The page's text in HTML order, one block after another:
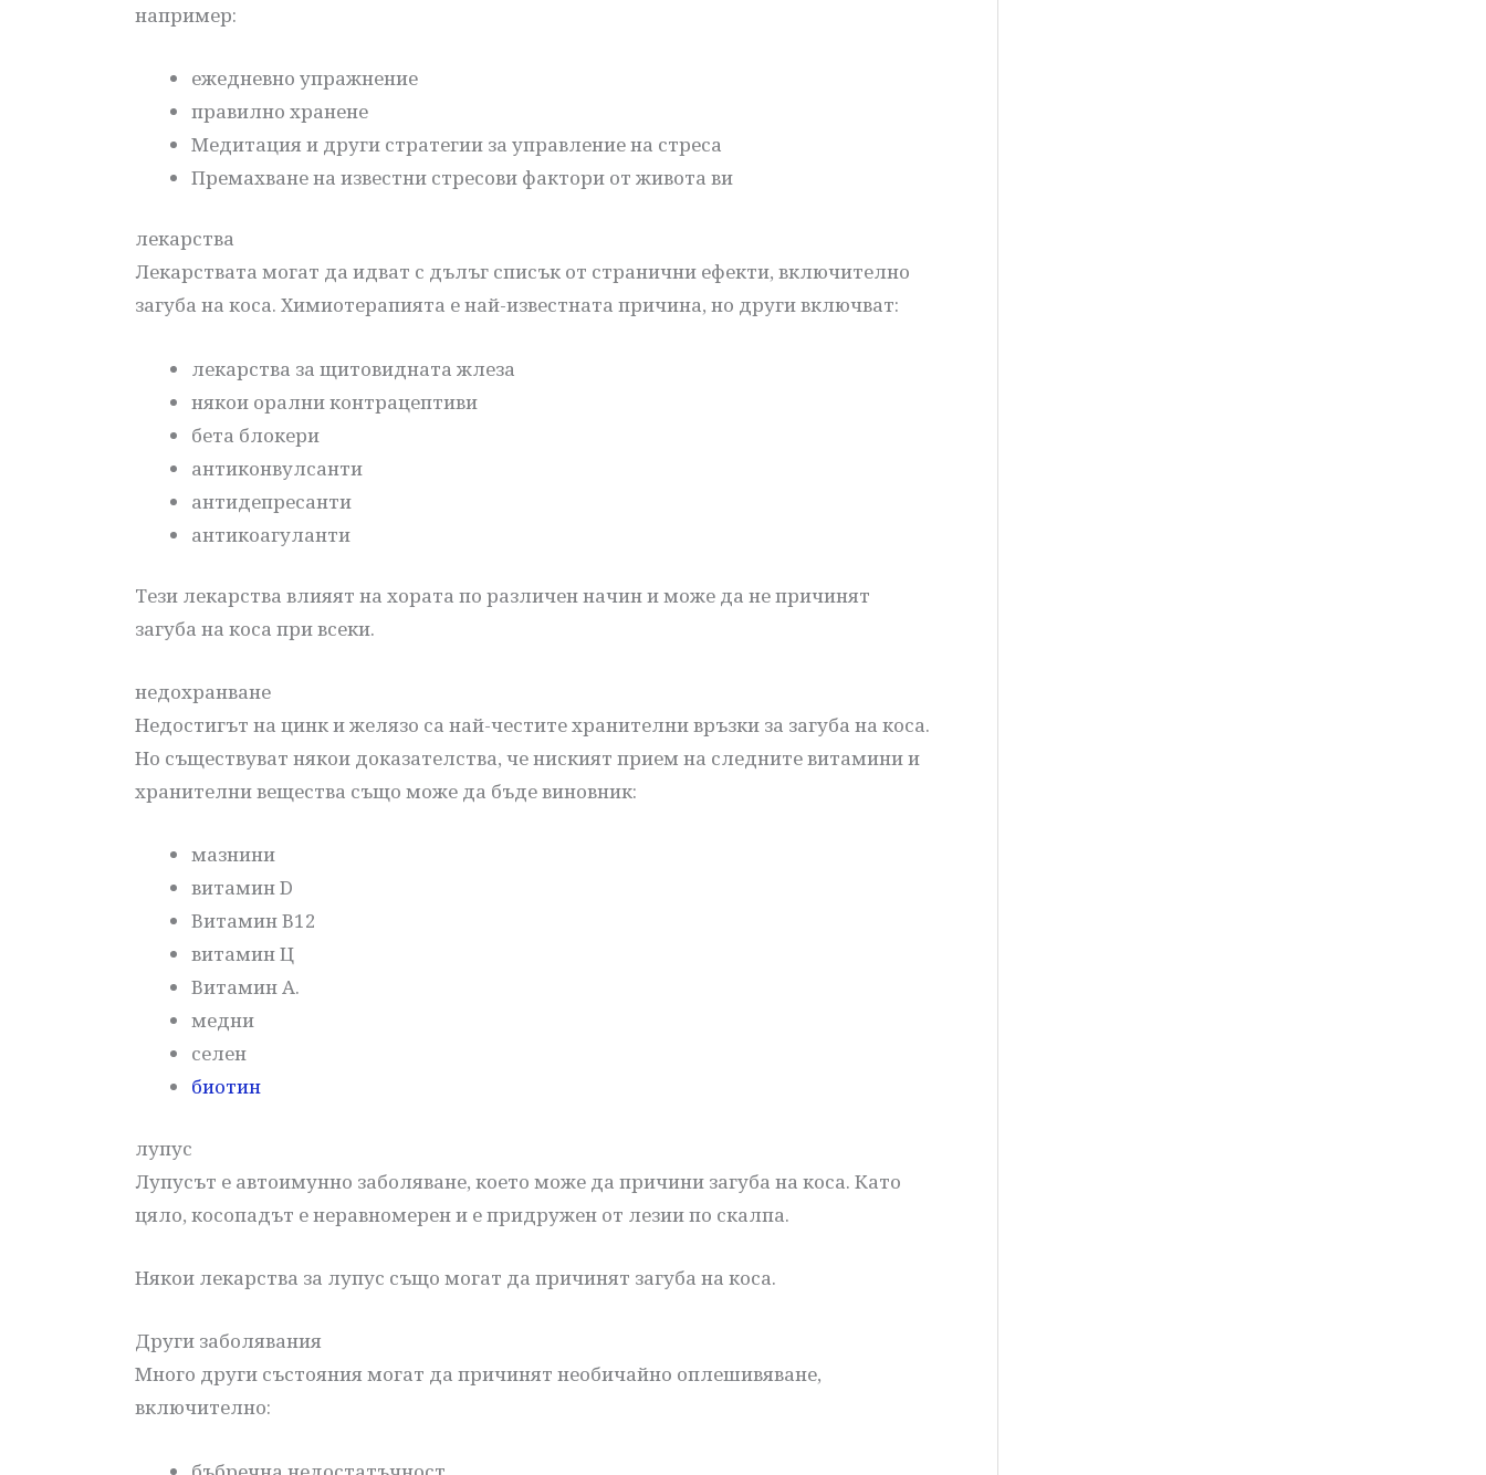
например:
ежедневно упражнение
правилно хранене
Медитация и други стратегии за управление на стреса
Премахване на известни стресови фактори от живота ви
лекарства
Лекарствата могат да идват с дълъг списък от странични ефекти, включително
загуба на коса. Химиотерапията е най-известната причина, но други включват:
лекарства за щитовидната жлеза
някои орални контрацептиви
бета блокери
антиконвулсанти
антидепресанти
антикоагуланти
Тези лекарства влияят на хората по различен начин и може да не причинят
загуба на коса при всеки.
недохранване
Недостигът на цинк и желязо са най-честите хранителни връзки за загуба на коса.
Но съществуват някои доказателства, че ниският прием на следните витамини и
хранителни вещества също може да бъде виновник:
мазнини
витамин D
Витамин В12
витамин Ц
Витамин А.
медни
селен
биотин
лупус
Лупусът е автоимунно заболяване, което може да причини загуба на коса. Като
цяло, косопадът е неравномерен и е придружен от лезии по скалпа.
Някои лекарства за лупус също могат да причинят загуба на коса.
Други заболявания
Много други състояния могат да причинят необичайно оплешивяване,
включително: